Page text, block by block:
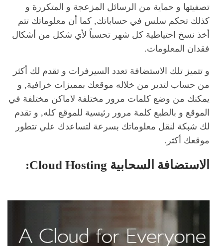
تصفيتها و حماية من الرسائل المزعجة و المتكررة و
كذلك تحكم سلس في حساباتك, كما أن معلوماتك تتم
أخذ نسخ احتياطية كل شهر تحسباً لأي شكل من أشكال
فقدان المعلومات.
و تتميز تلك الاستضافة تعدد السيرفرات و تقدم لك أكثر
من حساب لتدير من خلاله موقعك بمميزات خرافية, و
يمكنك من وضع كلمات مرور مختلفة لاماكن مختلفة في
الموقع و بالطبع كلمة مرور رئيسية للموقع كله, و تقدم
لك شبكة لنقل معلوماتك بسرعة لتساعدك علي تتطور
موقعك أكثر.
الاستضافة السحابية Cloud Hosting :